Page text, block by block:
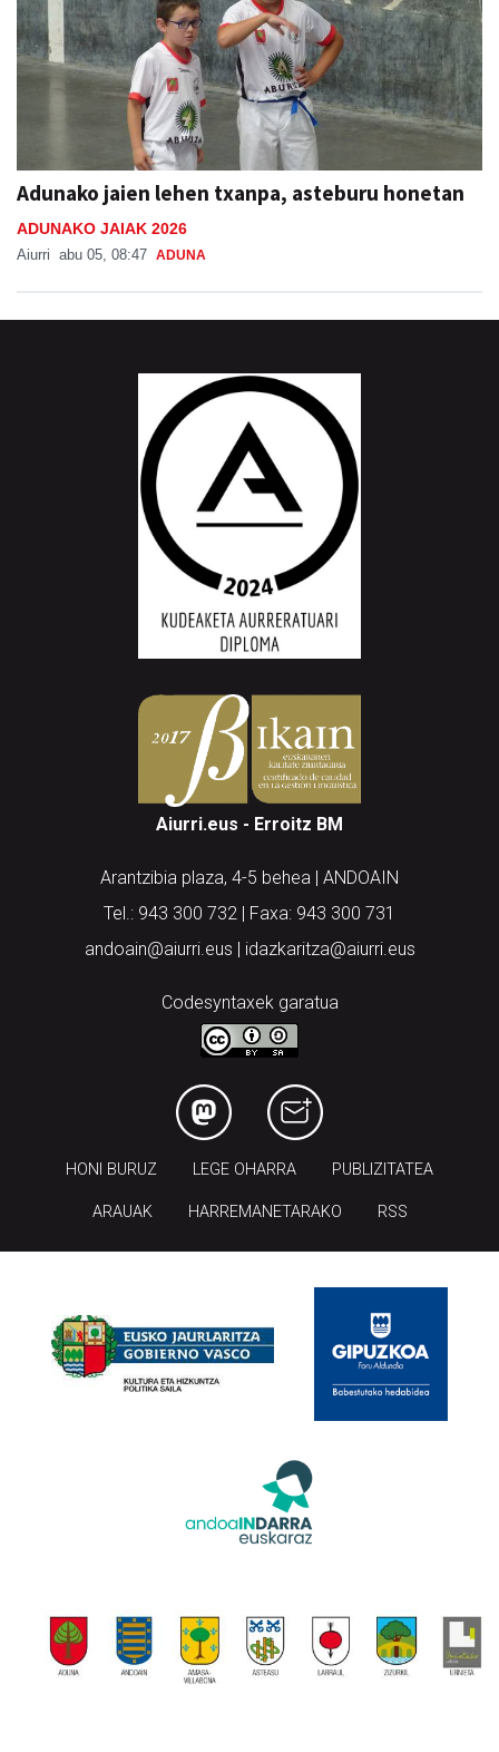
Adunako jaien lehen txanpa, asteburu honetan
ADUNAKO JAIAK 2026
Aiurri abu 05, 08:47 ADUNA
Aiurri.eus - Erroitz BM
Arantzibia plaza, 4-5 behea | ANDOAIN
Tel.: 943 300 732 | Faxa: 943 300 731
andoain@aiurri.eus | idazkaritza@aiurri.eus
Codesyntaxek garatua
HONI BURUZ LEGE OHARRA PUBLIZITATEA
ARAUAK HARREMANETARAKO RSS